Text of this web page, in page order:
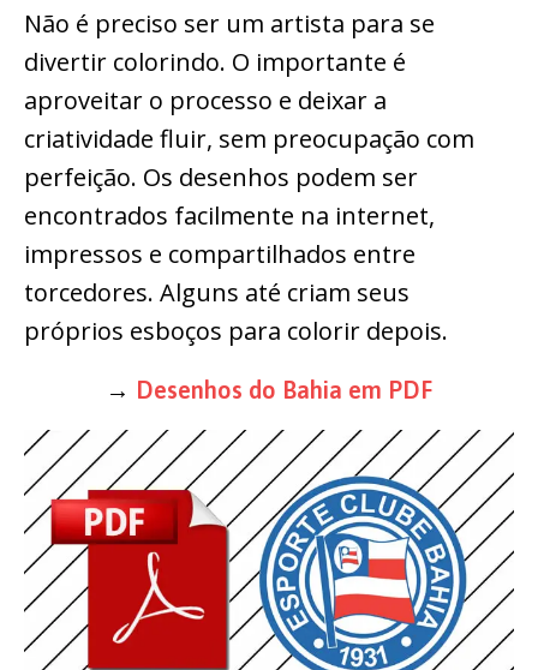
Não é preciso ser um artista para se
divertir colorindo. O importante é
aproveitar o processo e deixar a
criatividade fluir, sem preocupação com
perfeição. Os desenhos podem ser
encontrados facilmente na internet,
impressos e compartilhados entre
torcedores. Alguns até criam seus
próprios esboços para colorir depois.
→ Desenhos do Bahia em PDF